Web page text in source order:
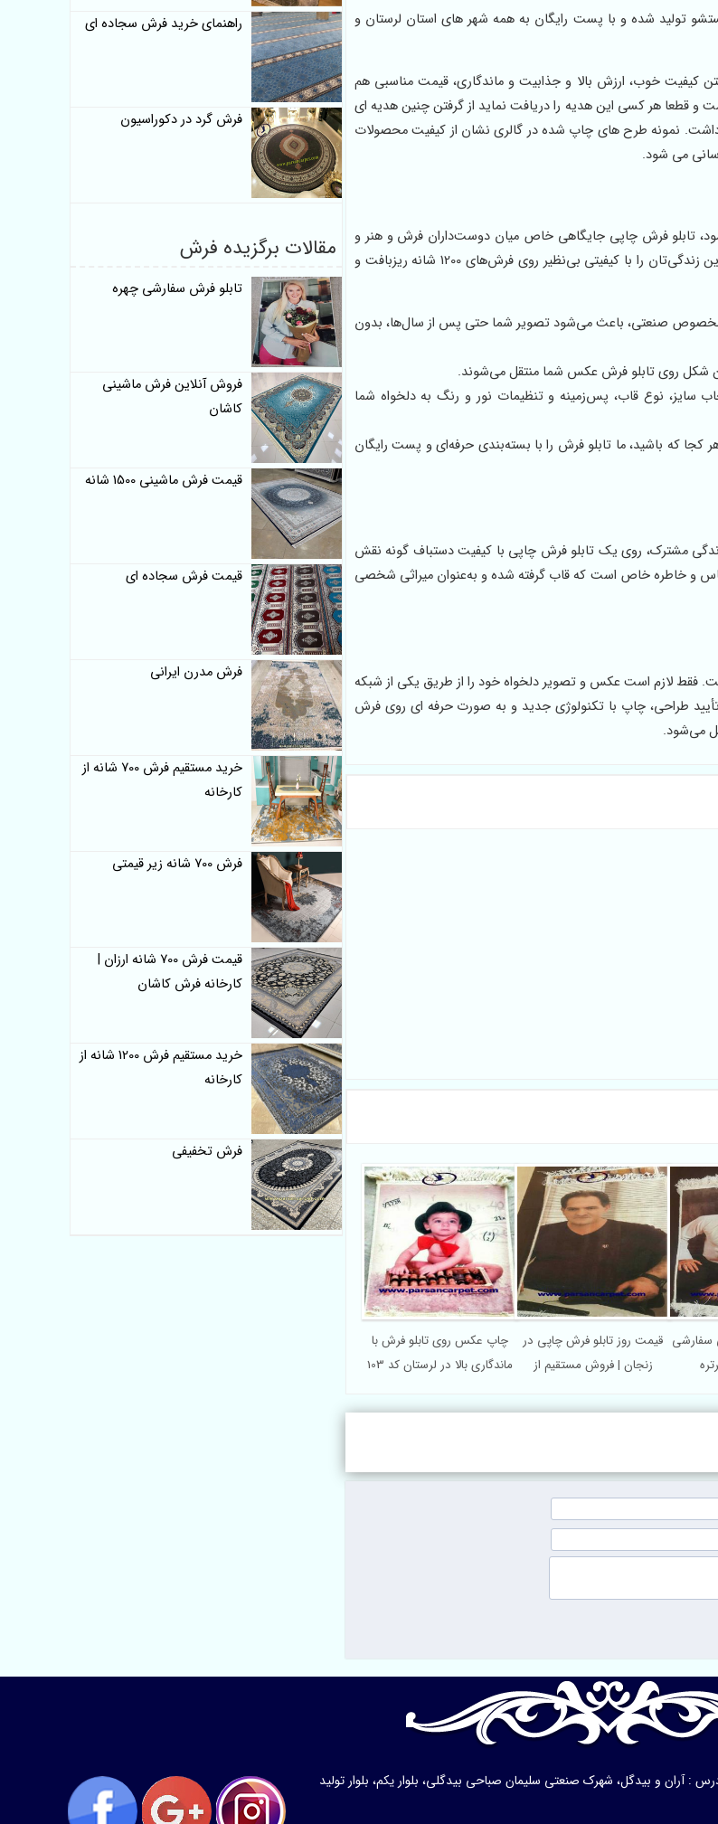
تولید شده و با پست رایگان به همه شهر های استان لرستان و
کیفیت خوب، ارزش بالا و جذابیت و ماندگاری، قیمت مناسبی هم
قطعا هر کسی این هدیه را دریافت نماید از گرفتن چنین هدیه ای
داشت. نمونه طرح های چاپ شده در گالری نشان از کیفیت محصولات
می شود.
تابلو فرش چاپی جایگاهی خاص میان دوست‌داران فرش و هنر و
احساس پیدا کرده است. ما در کاشان این امکان را فراهم کرده‌ایم تا خاطرات شیرین زندگی‌تان را با کیفیتی بی‌نظیر روی فرش‌های 1200 شانه ریزبافت و
صنعتی، باعث می‌شود تصویر شما حتی پس از سال‌ها، بدون
شکل روی تابلو فرش عکس شما منتقل می‌شوند.
نوع قاب، پس‌زمینه و تنظیمات نور و رنگ به دلخواه شما
هر کجا که باشید، ما تابلو فرش را با بسته‌بندی حرفه‌ای و پست رایگان
زندگی مشترک، روی یک تابلو فرش چاپی با کیفیت دستباف گونه نقش
و خاطره خاص است که قاب گرفته شده و به‌عنوان میراثی شخصی
فقط لازم است عکس و تصویر دلخواه‌ خود را از طریق یکی از شبکه
تأیید طراحی، چاپ با تکنولوژی جدید و به صورت حرفه ای روی فرش
می‌شود.
چاپ عکس روی تابلو فرش با
ماندگاری بالا در لرستان کد 103
قیمت روز تابلو فرش چاپی در
زنجان | فروش مستقیم از
سفارشی
راهنمای خرید فرش سجاده ای
فرش گرد در دکوراسیون
مقالات برگزیده فرش
تابلو فرش سفارشی چهره
فروش آنلاین فرش ماشینی
کاشان
قیمت فرش ماشینی 1500 شانه
قیمت فرش سجاده ای
فرش مدرن ایرانی
خرید مستقیم فرش 700 شانه از
کارخانه
فرش 700 شانه زیر قیمتی
قیمت فرش 700 شانه ارزان |
کارخانه فرش کاشان
خرید مستقیم فرش 1200 شانه از
کارخانه
فرش تخفیفی
: آران و بیدگل، شهرک صنعتی سلیمان صباحی بیدگلی، بلوار یکم، بلوار تولید